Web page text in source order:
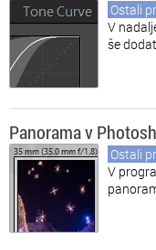
Ostali
V
še
Panorama v
Ostali
V